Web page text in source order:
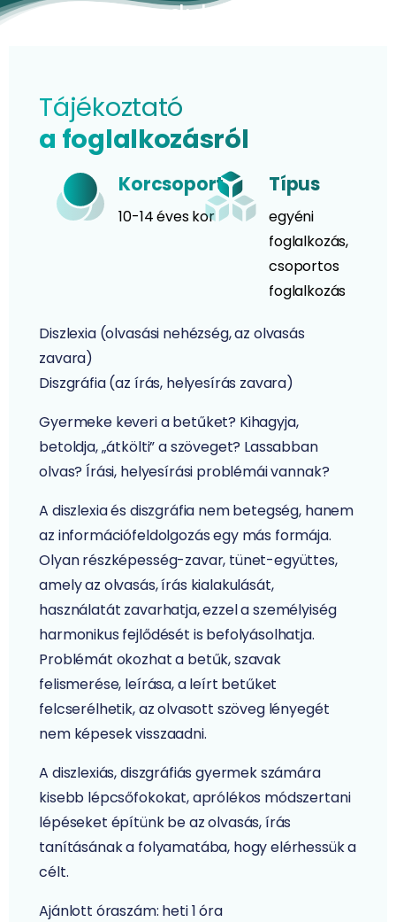
reedukáció
Tájékoztató
a foglalkozásról
Korcsoport
10-14 éves kor
Típus
egyéni
foglalkozás,
csoportos
foglalkozás
Diszlexia (olvasási nehézség, az olvasás
zavara)
Diszgráfia (az írás, helyesírás zavara)
Gyermeke keveri a betűket? Kihagyja,
betoldja, „átkölti” a szöveget? Lassabban
olvas? Írási, helyesírási problémái vannak?
A diszlexia és diszgráfia nem betegség, hanem
az információfeldolgozás egy más formája.
Olyan részképesség-zavar, tünet-együttes,
amely az olvasás, írás kialakulását,
használatát zavarhatja, ezzel a személyiség
harmonikus fejlődését is befolyásolhatja.
Problémát okozhat a betűk, szavak
felismerése, leírása, a leírt betűket
felcserélhetik, az olvasott szöveg lényegét
nem képesek visszaadni.
A diszlexiás, diszgráfiás gyermek számára
kisebb lépcsőfokokat, aprólékos módszertani
lépéseket építünk be az olvasás, írás
tanításának a folyamatába, hogy elérhessük a
célt.
Ajánlott óraszám: heti 1 óra